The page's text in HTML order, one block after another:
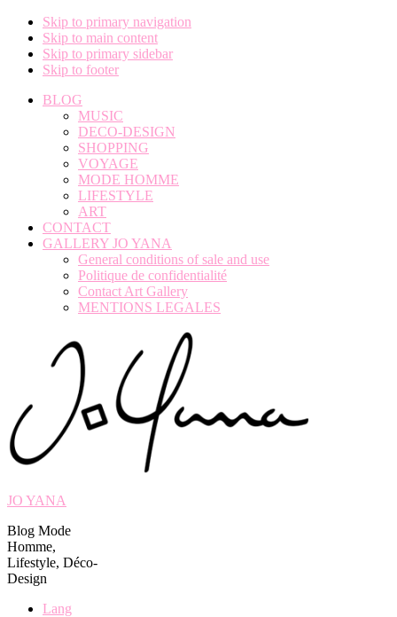
Skip to primary navigation
Skip to main content
Skip to primary sidebar
Skip to footer
BLOG
MUSIC
DECO-DESIGN
SHOPPING
VOYAGE
MODE HOMME
LIFESTYLE
ART
CONTACT
GALLERY JO YANA
General conditions of sale and use
Politique de confidentialité
Contact Art Gallery
MENTIONS LEGALES
JO YANA
Blog Mode
Homme,
Lifestyle, Déco-
Design
Lang